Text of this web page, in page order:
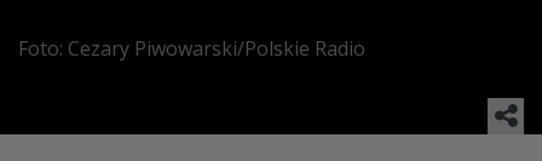
Foto: Cezary Piwowarski/Polskie Radio